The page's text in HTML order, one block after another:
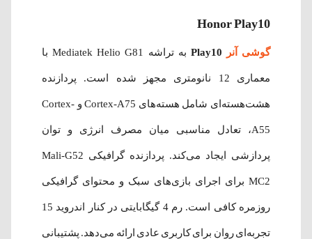
Honor Play10
گوشی آنر به تراشه Mediatek Helio G81 با
معماری 12 نانومتری مجهز شده است. پردازنده
هشت‌هسته‌ای شامل هسته‌های Cortex-A75 و Cortex-
A55، تعادل مناسبی میان مصرف انرژی و توان
پردازشی ایجاد می‌کند. پردازنده گرافیکی Mali-G52
MC2 برای اجرای بازی‌های سبک و محتوای گرافیکی
روزمره کافی است. رم 4 گیگابایتی در کنار اندروید 15
تجربه‌ای روان برای کاربری عادی ارائه می‌دهد. پشتیبانی